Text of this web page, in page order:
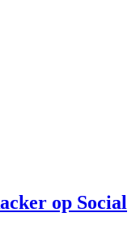
op Social